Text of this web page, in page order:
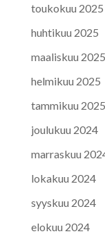
toukokuu 2025
huhtikuu 2025
maaliskuu 2025
helmikuu 2025
tammikuu 2025
joulukuu 2024
marraskuu
lokakuu 2024
syyskuu 2024
elokuu 2024